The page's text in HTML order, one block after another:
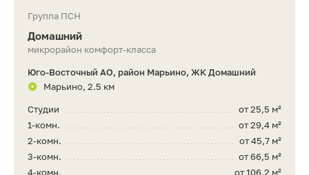
Группа ПСН
Домашний
микрорайон комфорт-класса
Юго-Восточный АО, район Марьино, ЖК Домашний
Марьино, 2.5 км
от 25,5 м²
Студии
от 29,4 м²
1-комн.
от 45,7 м²
2-комн.
от 66,5 м²
3-комн.
от 106,2 м²
4-комн.